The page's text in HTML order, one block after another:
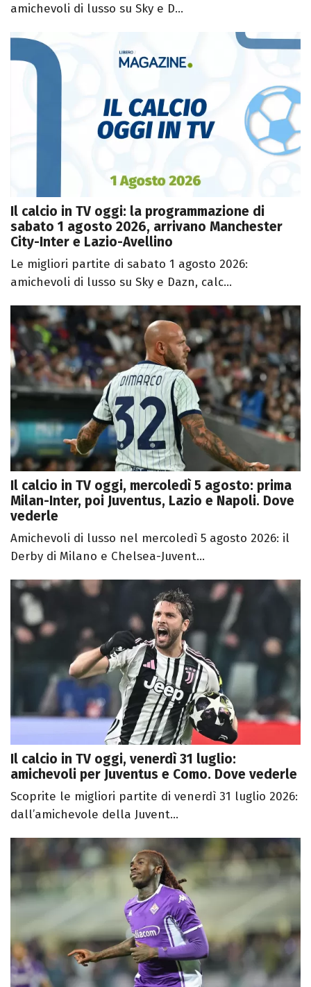
amichevoli di lusso su Sky e D...
Il calcio in TV oggi: la programmazione di
sabato 1 agosto 2026, arrivano Manchester
City-Inter e Lazio-Avellino
Le migliori partite di sabato 1 agosto 2026:
amichevoli di lusso su Sky e Dazn, calc...
Il calcio in TV oggi, mercoledì 5 agosto: prima
Milan-Inter, poi Juventus, Lazio e Napoli. Dove
vederle
Amichevoli di lusso nel mercoledì 5 agosto 2026: il
Derby di Milano e Chelsea-Juvent...
Il calcio in TV oggi, venerdì 31 luglio:
amichevoli per Juventus e Como. Dove vederle
Scoprite le migliori partite di venerdì 31 luglio 2026:
dall’amichevole della Juvent...